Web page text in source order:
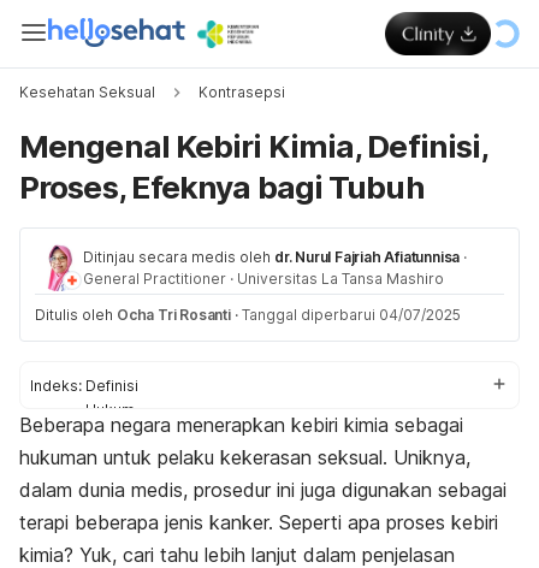
Kesehatan Seksual Kontrasepsi
Mengenal Kebiri Kimia, Definisi,
Proses, Efeknya bagi Tubuh
Ditinjau secara medis oleh dr. Nurul Fajriah Afiatunnisa ·
General Practitioner · Universitas La Tansa Mashiro
Ditulis oleh Ocha Tri Rosanti · Tanggal diperbarui 04/07/2025
Indeks: Definisi
Hukum
Proses
Efek
Beberapa negara menerapkan kebiri kimia sebagai
hukuman untuk pelaku kekerasan seksual. Uniknya,
dalam dunia medis, prosedur ini juga digunakan sebagai
terapi beberapa jenis kanker. Seperti apa proses kebiri
kimia? Yuk, cari tahu lebih lanjut dalam penjelasan